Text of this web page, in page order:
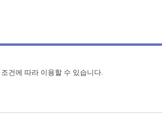
건에 따라 이용할 수 있습니다.